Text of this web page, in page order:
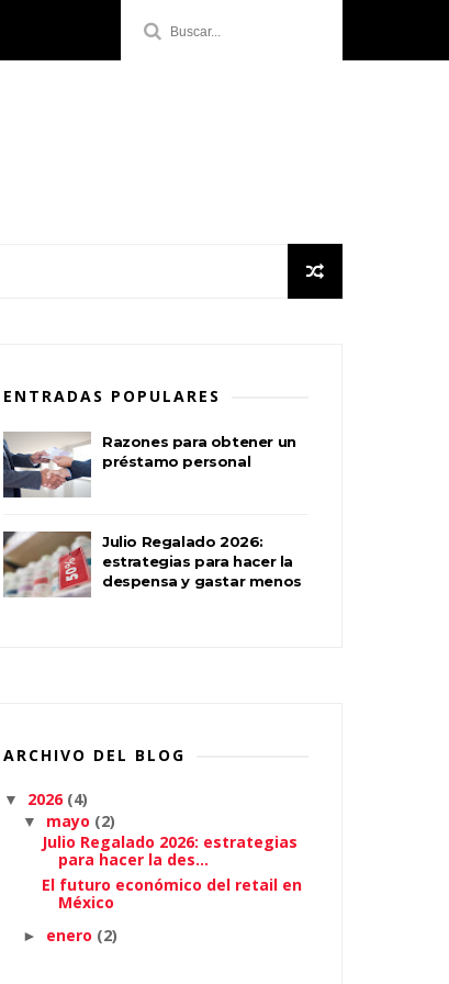
ENTRADAS POPULARES
Razones para obtener un
préstamo personal
Julio Regalado 2026:
estrategias para hacer la
despensa y gastar menos
ARCHIVO DEL BLOG
▼ 2026 (4)
▼ mayo (2)
Julio Regalado 2026: estrategias
para hacer la des...
El futuro económico del retail en
México
► enero (2)